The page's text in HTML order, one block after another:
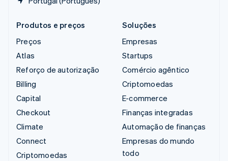
Produtos e preços
Preços
Atlas
Reforço de autorização
Billing
Capital
Checkout
Climate
Connect
Criptomoedas
Soluções
Empresas
Startups
Comércio agêntico
Criptomoedas
E-commerce
Finanças integradas
Automação de finanças
Empresas do mundo
todo